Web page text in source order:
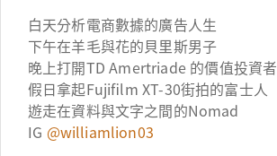
白天分析電商數據的廣告人生
下午在羊毛與花的貝里斯男子
晚上打開TD Amertriade 的價值投資者
假日拿起Fujifilm XT-30街拍的富士人
遊走在資料與文字之間的Nomad
IG @williamlion03